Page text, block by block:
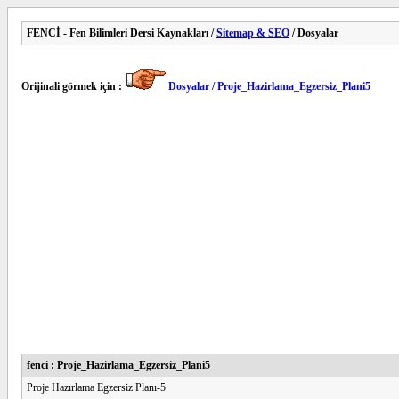
FENCİ - Fen Bilimleri Dersi Kaynakları /Sitemap & SEO / Dosyalar
Orijinali görmek için : Dosyalar / Proje_Hazirlama_Egzersiz_Plani5
fenci : Proje_Hazirlama_Egzersiz_Plani5
Proje Hazırlama Egzersiz Planı-5